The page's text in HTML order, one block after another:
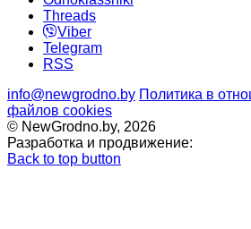
Threads
Viber
Telegram
RSS
info@newgrodno.by Политика в
файлов cookies
© NewGrodno.by, 2026
Разработка и продвижение:
Back to top button